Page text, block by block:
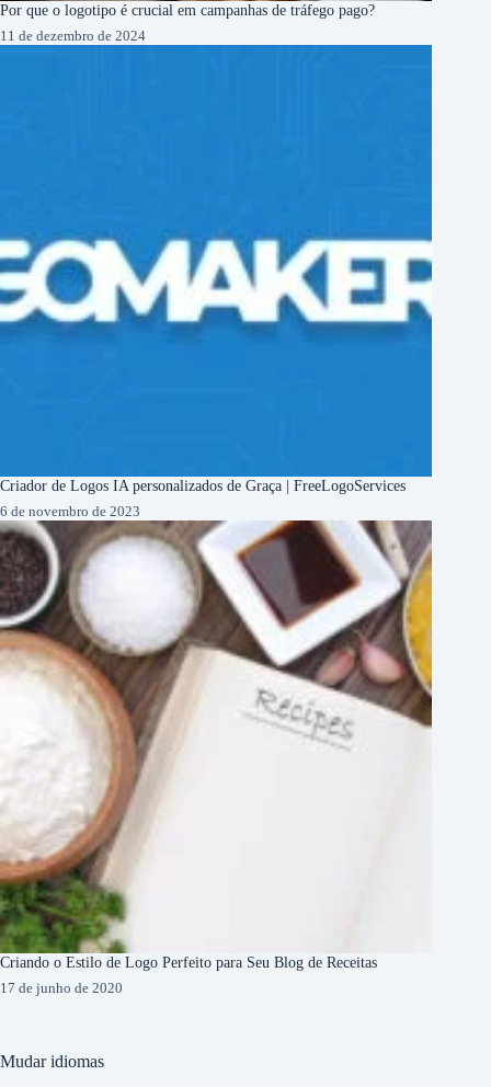
Por que o logotipo é crucial em campanhas de tráfego pago?
11 de dezembro de 2024
Criador de Logos IA personalizados de Graça | FreeLogoServices
6 de novembro de 2023
Criando o Estilo de Logo Perfeito para Seu Blog de Receitas
17 de junho de 2020
Mudar idiomas